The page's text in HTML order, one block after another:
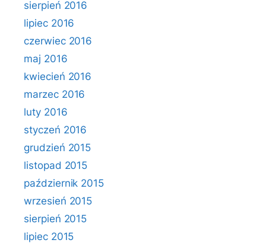
sierpień 2016
lipiec 2016
czerwiec 2016
maj 2016
kwiecień 2016
marzec 2016
luty 2016
styczeń 2016
grudzień 2015
listopad 2015
październik 2015
wrzesień 2015
sierpień 2015
lipiec 2015